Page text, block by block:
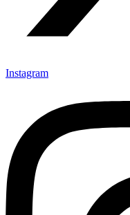
Instagram